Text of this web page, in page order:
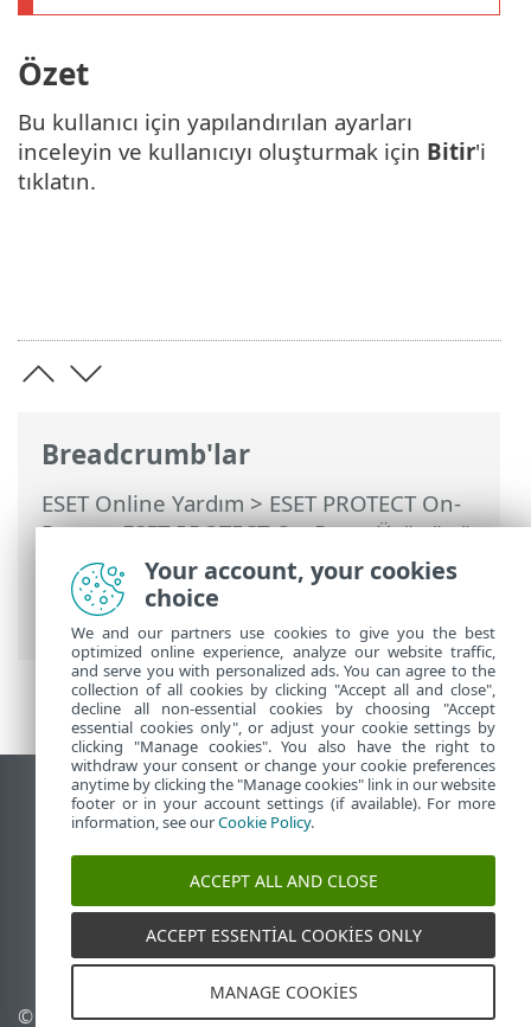
Breadcrumb'lar
ESET Online Yardım > ESET PROTECT On-
Prem>ESET PROTECT On-Prem Ürününü
Kullanma
>ESET PROTECT On-Prem Ana
Menü> Daha Fazla > Erişim Hakları
Kullanıcılar
> Yerel kullanıcı oluştur
Özet
Bu kullanıcı için yapılandırılan ayarları
inceleyin ve kullanıcıyı oluşturmak için Bitir'i
tıklatın.
Masaüstü sitesini görüntüle
End of Life
ESET Bilgi Bankası
ESET Status Portal
Bölgesel destek
© 1992 - 2026 ESET, spol. s Çerezleri yönet
Your account, your cookies
choice
We and our partners use cookies to give you the best
optimized online experience, analyze our website traffic,
and serve you with personalized ads. You can agree to the
collection of all cookies by clicking "Accept all and close",
decline all non-essential cookies by choosing "Accept
essential cookies only", or adjust your cookie settings by
clicking "Manage cookies". You also have the right to
withdraw your consent or change your cookie preferences
anytime by clicking the "Manage cookies" link in our website
footer or in your account settings (if available). For more
information, see ourCookie Policy.
ACCEPT ALL AND CLOSE
ACCEPT ESSENTIAL COOKIES ONLY
MANAGE COOKIES